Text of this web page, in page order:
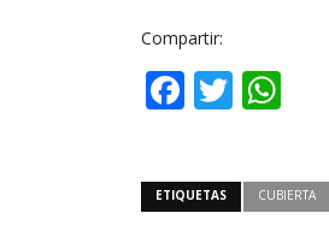
Compartir:
Facebook
ETIQUETAS CUBIERTA